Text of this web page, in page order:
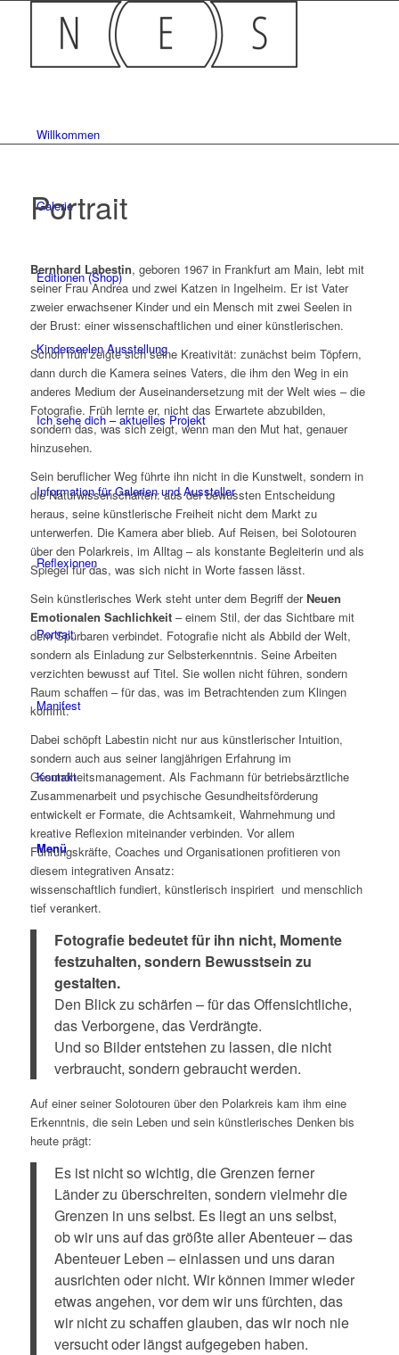
Willkommen
Galerie
Editionen (Shop)
Kinderseelen Ausstellung
Ich sehe dich – aktuelles Projekt
Information für Galerien und Aussteller
Reflexionen
Portrait
Manifest
Kontakt
Menü
Portrait
Bernhard Labestin, geboren 1967 in Frankfurt am Main, lebt mit
seiner Frau Andrea und zwei Katzen in Ingelheim. Er ist Vater
zweier erwachsener Kinder und ein Mensch mit zwei Seelen in
der Brust: einer wissenschaftlichen und einer künstlerischen.
Schon früh zeigte sich seine Kreativität: zunächst beim Töpfern,
dann durch die Kamera seines Vaters, die ihm den Weg in ein
anderes Medium der Auseinandersetzung mit der Welt wies – die
Fotografie. Früh lernte er, nicht das Erwartete abzubilden,
sondern das, was sich zeigt, wenn man den Mut hat, genauer
hinzusehen.
Sein beruflicher Weg führte ihn nicht in die Kunstwelt, sondern in
die Naturwissenschaften: aus der bewussten Entscheidung
heraus, seine künstlerische Freiheit nicht dem Markt zu
unterwerfen. Die Kamera aber blieb. Auf Reisen, bei Solotouren
über den Polarkreis, im Alltag – als konstante Begleiterin und als
Spiegel für das, was sich nicht in Worte fassen lässt.
Sein künstlerisches Werk steht unter dem Begriff der Neuen
Emotionalen Sachlichkeit– einem Stil, der das Sichtbare mit
dem Spürbaren verbindet. Fotografie nicht als Abbild der Welt,
sondern als Einladung zur Selbsterkenntnis. Seine Arbeiten
verzichten bewusst auf Titel. Sie wollen nicht führen, sondern
Raum schaffen – für das, was im Betrachtenden zum Klingen
kommt.
Dabei schöpft Labestin nicht nur aus künstlerischer Intuition,
sondern auch aus seiner langjährigen Erfahrung im
Gesundheitsmanagement. Als Fachmann für betriebsärztliche
Zusammenarbeit und psychische Gesundheitsförderung
entwickelt er Formate, die Achtsamkeit, Wahrnehmung und
kreative Reflexion miteinander verbinden. Vor allem
Führungskräfte, Coaches und Organisationen profitieren von
diesem integrativen Ansatz:
wissenschaftlich fundiert, künstlerisch inspiriert und menschlich
tief verankert.
Fotografie bedeutet für ihn nicht, Momente
festzuhalten, sondern Bewusstsein zu
gestalten.
Den Blick zu schärfen – für das Offensichtliche,
das Verborgene, das Verdrängte.
Und so Bilder entstehen zu lassen, die nicht
verbraucht, sondern gebraucht werden.
Auf einer seiner Solotouren über den Polarkreis kam ihm eine
Erkenntnis, die sein Leben und sein künstlerisches Denken bis
heute prägt:
Es ist nicht so wichtig, die Grenzen ferner
Länder zu überschreiten, sondern vielmehr die
Grenzen in uns selbst. Es liegt an uns selbst,
ob wir uns auf das größte aller Abenteuer – das
Abenteuer Leben – einlassen und uns daran
ausrichten oder nicht. Wir können immer wieder
etwas angehen, vor dem wir uns fürchten, das
wir nicht zu schaffen glauben, das wir noch nie
versucht oder längst aufgegeben haben.